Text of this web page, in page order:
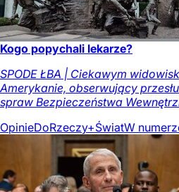
Kogo popychali lekarze?
SPODE ŁBA | Ciekawym
Amerykanie, obserwujący
spraw Bezpieczeństwa
OpinieDoRzeczy+ŚwiatW